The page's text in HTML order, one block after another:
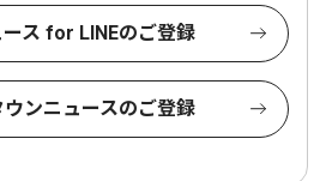
ス for LINEのご登録
ウンニュースのご登録